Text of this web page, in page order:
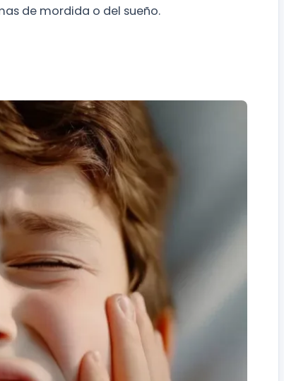
de mordida o del sueño.